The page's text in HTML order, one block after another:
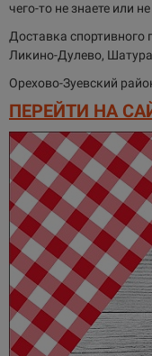
чего-то не знаете или
Доставка спортивного
Ликино-Дулево,
Орехово-Зуевский
ПЕРЕЙТИ НА